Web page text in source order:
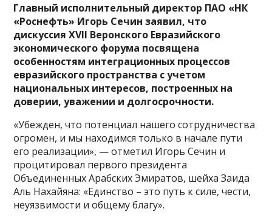
Главный исполнительный директор ПАО «НК
«Роснефть» Игорь Сечин заявил, что
дискуссия XVII Веронского Евразийского
экономического форума посвящена
особенностям интеграционных процессов
евразийского пространства с учетом
национальных интересов, построенных на
доверии, уважении и долгосрочности.
«Убежден, что потенциал нашего сотрудничества
огромен, и мы находимся только в начале пути
его реализации», — отметил Игорь Сечин и
процитировал первого президента
Объединенных Арабских Эмиратов, шейха Заида
Аль Нахайяна: «Единство – это путь к силе, чести,
неуязвимости и общему благу».